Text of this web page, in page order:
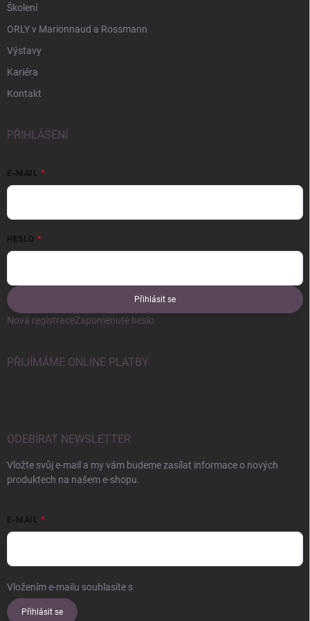
Školení
ORLY v Marionnaud a Rossmann
Výstavy
Kariéra
Kontakt
PŘIHLÁŠENÍ
E-MAIL
HESLO
Přihlásit se
Nová registraceZapomenuté heslo
PŘIJÍMÁME ONLINE PLATBY
ODEBÍRAT NEWSLETTER
Vložte svůj e-mail a my vám budeme zasílat informace o nových
produktech na našem e-shopu.
E-MAIL
Vložením e-mailu souhlasíte s
Přihlásit se